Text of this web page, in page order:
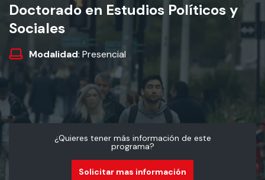
Doctorado en Estudios Políticos y
Sociales
Modalidad: Presencial
¿Quieres tener más información de este
programa?
Solicitar mas información